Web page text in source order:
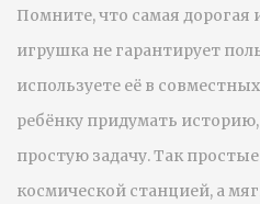
Помните, что самая дорогая
игрушка не гарантирует
используете её в
ребёнку придумать
простую задачу. Так
космической станцией, а